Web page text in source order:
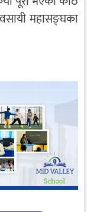
महासङ्घका